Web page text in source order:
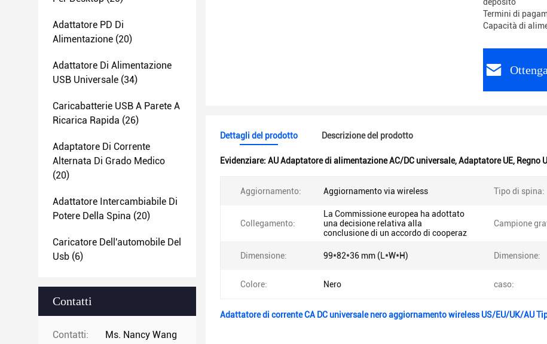
Adattatore PD Di
Alimentazione (20)
Adattatore Di Alimentazione
USB Universale (34)
Caricabatterie USB A Parete A
Ricarica Rapida (26)
Adaptatore Di Corrente
Alternata Di Grado Medico
(20)
Adattatore Intercambiabile Di
Potere Della Spina (20)
Caricatore Dell'automobile Del
Usb (6)
Contatti
Contatti: Ms. Nancy Wang
Termini di
Capacità di
Dettagli del prodotto Descrizione del prodotto
Evidenziare: AU Adaptatore di alimentazione AC/DC universale,Adaptatore UE, Regno
Aggiornamento: Aggiornamento via wireless Tipo di spina:
Collegamento:
La Commissione europea ha adottato
una decisione relativa alla
conclusione di un accordo di cooperaz
Campione
Dimensione: 99*82*36 mm (L*W*H) Dimensione:
Colore: Nero caso:
Adattatore di corrente CA DC universale nero aggiornamento wireless US/EU/UK/AU